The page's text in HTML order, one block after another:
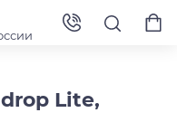
Lite,